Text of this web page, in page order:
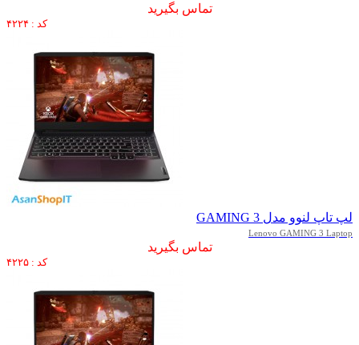
تماس بگیرید
کد : ۴۲۲۴
لپ تاپ لنوو مدل GAMING 3
Lenovo GAMING 3 Laptop
تماس بگیرید
کد : ۴۲۲۵